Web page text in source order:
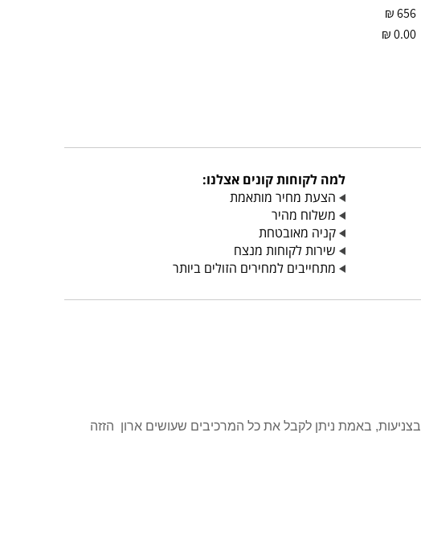
656
₪
0.00
₪
למה לקוחות קונים אצלנו:
הצעת מחיר מותאמת
משלוח מהיר
קניה מאובטחת
שירות לקוחות מנצח
מתחייבים למחירים הזולים ביותר
באמת ניתן לקבל את כל המרכיבים שעושים ארון הזזה